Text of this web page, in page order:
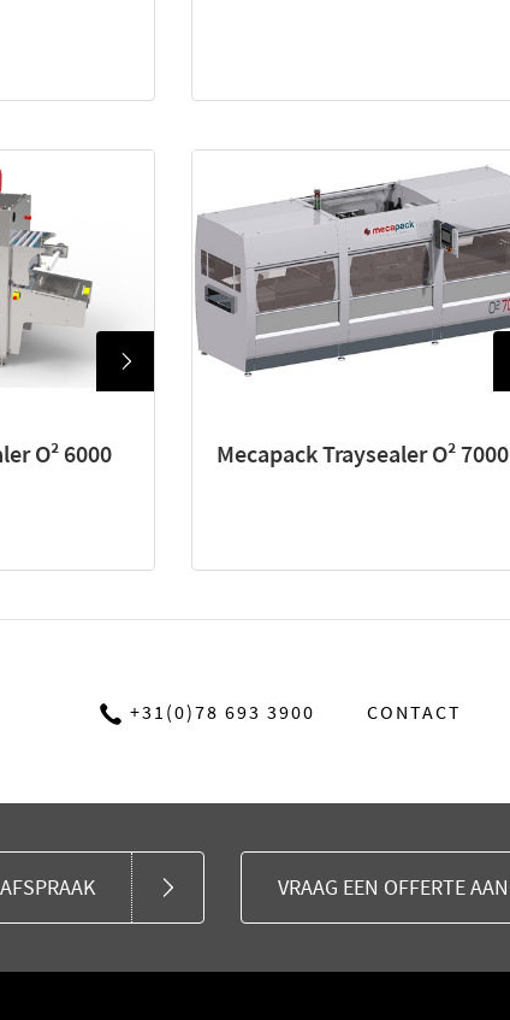
O² 6000 Mecapack Traysealer O² 7000
+31(0)78 693 3900 CONTACT
VRAAG EEN OFFERTE AAN